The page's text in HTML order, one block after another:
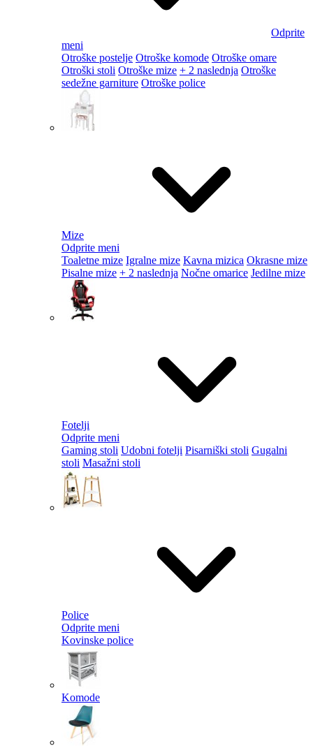
Odprite
meni
Otroške postelje Otroške komode Otroške omare
Otroški stoli Otroške mize + 2 naslednja Otroške
sedežne garniture Otroške police
Mize
Odprite meni
Toaletne mize Igralne mize Kavna mizica Okrasne mize
Pisalne mize + 2 naslednja Nočne omarice Jedilne mize
Fotelji
Odprite meni
Gaming stoli Udobni fotelji Pisarniški stoli Gugalni
stoli Masažni stoli
Police
Odprite meni
Kovinske police
Komode